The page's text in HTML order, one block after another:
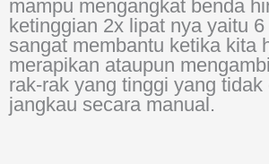
mampu mengangkat benda
ketinggian 2x lipat nya yaitu
sangat membantu ketika kita
merapikan ataupun
rak-rak yang tinggi yang tidak
jangkau secara manual.